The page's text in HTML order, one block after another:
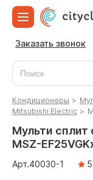
Заказать звонок
Кондиционеры >
Mitsubishi Electric >
Мульти
MSZ-
Арт.40030-1